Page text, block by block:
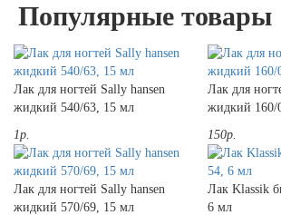
Популярные товары
Лак для ногтей Sally hansen
жидкий 540/63, 15 мл
1р.
Лак для
жидкий 160/
150р.
Лак для ногтей Sally hansen
жидкий 570/69, 15 мл
Лак Klassik
6 мл